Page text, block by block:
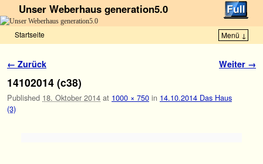
Unser Weberhaus generation5.0
Startseite Menü ↓
Bilder-Navigation
← Zurück Weiter →
14102014 (c38)
Published 18. Oktober 2014 at 1000 × 750 in 14.10.2014 Das Haus
(3)